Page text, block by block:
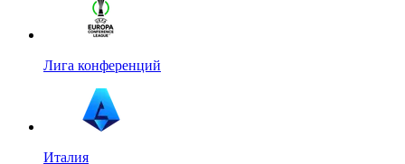
Лига конференций
Италия